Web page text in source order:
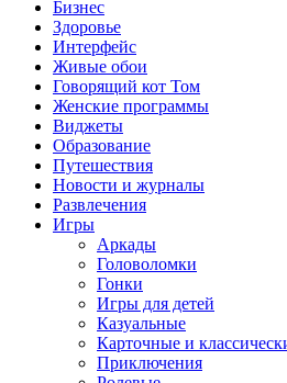
Бизнес
Здоровье
Интерфейс
Живые обои
Говорящий кот Том
Женские программы
Виджеты
Образование
Путешествия
Новости и журналы
Развлечения
Игры
Аркады
Головоломки
Гонки
Игры для детей
Казуальные
Карточные и
Приключения